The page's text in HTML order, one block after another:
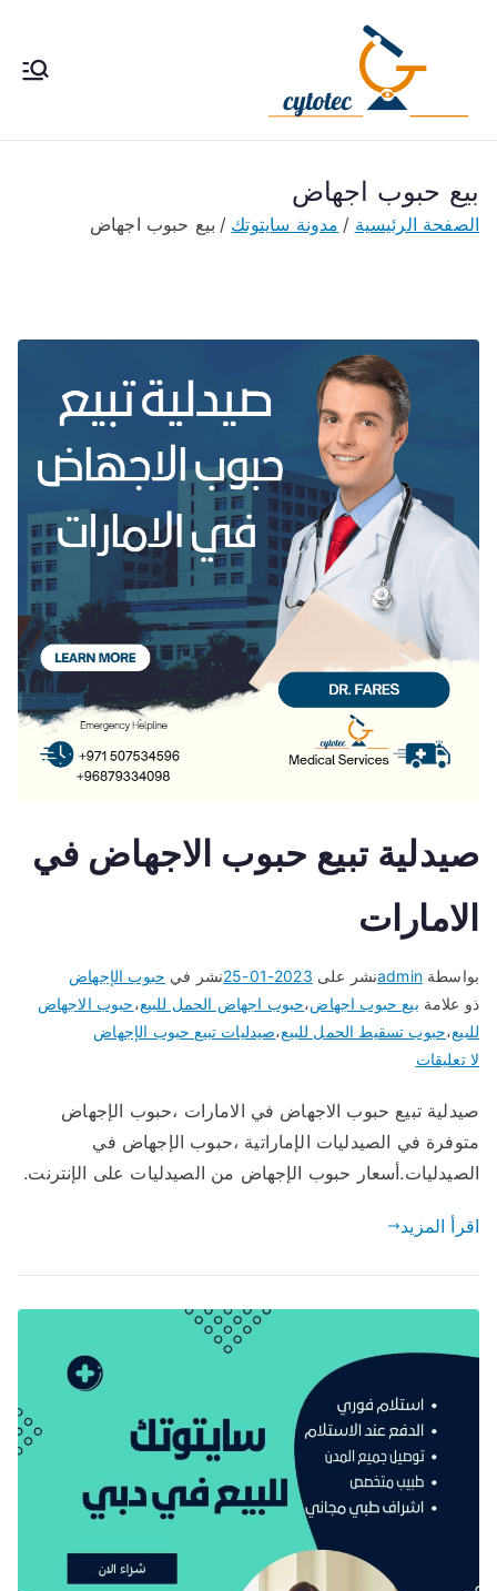
pills
يتوتك تحت إشراف طبى فى
بيع حبوب اجهاض
الصفحة الرئيسية مدونة سايتوتك بيع حبوب اجهاض
صيدلية تبيع حبوب الاجهاض في
الامارات
بواسطةadminنشر على 2023-01-25 نشر في حبوب الإجهاض
ذو علامة بيع حبوب اجهاض،حبوب اجهاض الحمل للبيع،حبوب الاجهاض
للبيع،حبوب تسقيط الحمل للبيع،صيدليات تبيع حبوب الإجهاض
لا تعليقات
تبيع
حبوب
الاجهاض
الامارات
صيدلية تبيع حبوب الاجهاض في الامارات ،حبوب الإجهاض
متوفرة في الصيدليات الإماراتية ،حبوب الإجهاض في
الصيدليات.أسعار حبوب الإجهاض من الصيدليات على الإنترنت.
اقرأ المزيد